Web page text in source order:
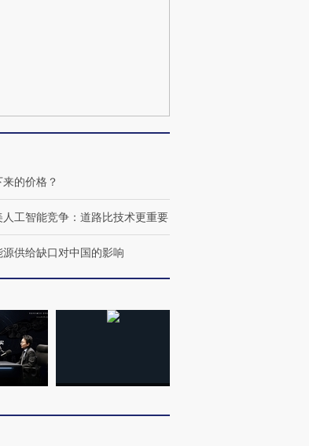
的价格？
人工智能竞争：道路比技术更重要
源供给缺口对中国的影响